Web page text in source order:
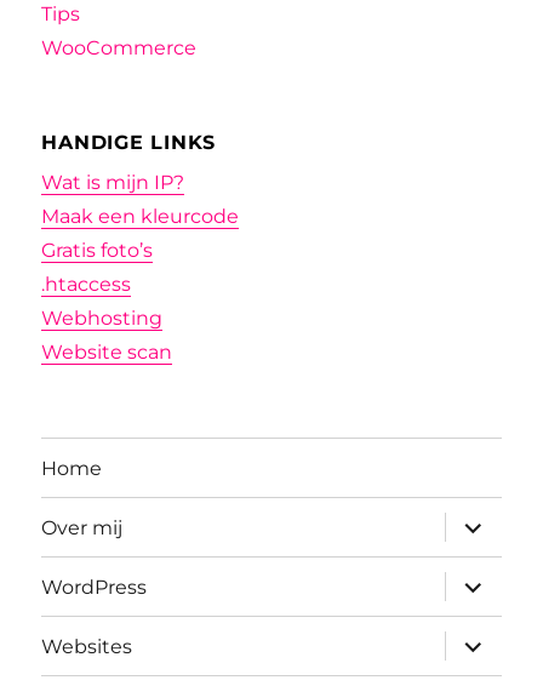
Tips
WooCommerce
HANDIGE LINKS
Wat is mijn IP?
Maak een kleurcode
Gratis foto’s
.htaccess
Webhosting
Website scan
Home
Over mij
submenu
WordPress
submenu
Websites
submenu